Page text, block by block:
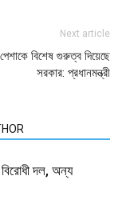
Next article
পেশাকে বিশেষ গুরুত্ব দিয়েছে
সরকার: প্রধানমন্ত্রী
দল, অন্য